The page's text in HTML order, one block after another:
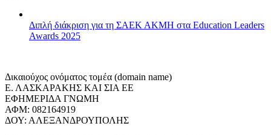
Διπλή διάκριση για τη ΣΑΕΚ ΑΚΜΗ στα Education Leaders
Awards 2025
Δικαιούχος ονόματος τομέα (domain name)
Ε. ΛΑΣΚΑΡΑΚΗΣ ΚΑΙ ΣΙΑ ΕΕ
ΕΦΗΜΕΡΙΔΑ ΓΝΩΜΗ
ΑΦΜ: 082164919
ΔΟΥ: ΑΛΕΞΑΝΔΡΟΥΠΟΛΗΣ